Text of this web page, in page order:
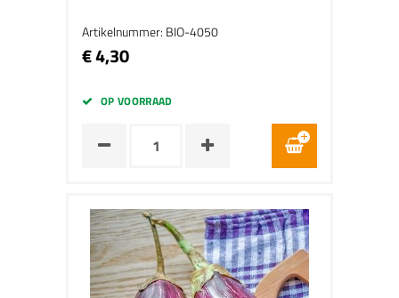
Artikelnummer: BIO-4050
€ 4,30
OP VOORRAAD